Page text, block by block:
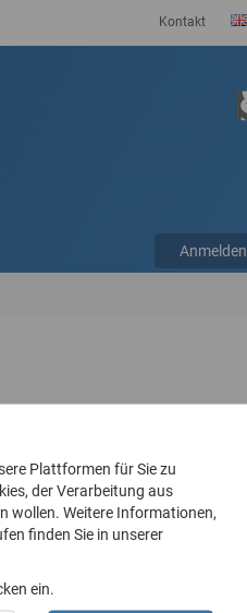
Kontakt
Anmelden
Plattformen für Sie zu
der Verarbeitung aus
wollen. Weitere Informationen,
finden Sie in unserer
ein.